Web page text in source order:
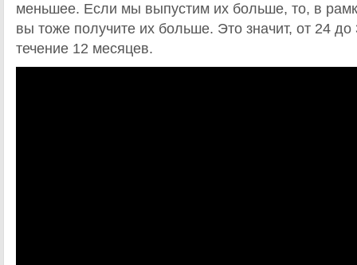
меньшее. Если мы выпустим их больше, то, в
вы тоже получите их больше. Это значит, от 24 до
течение 12 месяцев.